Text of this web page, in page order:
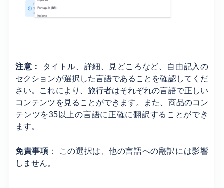
注意：
タイトル、詳細、見どころなど、自由記入の
セクションが選択した言語であることを確認してくだ
さい。これにより、旅行者はそれぞれの言語で正しい
コンテンツを見ることができます。また、商品のコン
テンツを35以上の言語に正確に翻訳することができ
ます。
免責事項 ： この選択は、他の言語への翻訳には影響
しません。